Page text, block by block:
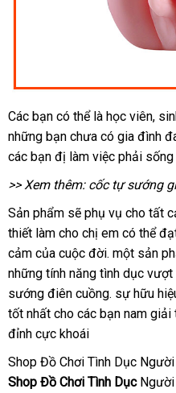
Các bạn so
sánh
có thể là học viênphụ
kiện
,
những bạn chưa có gia đình
các bạn đị làm việc phải
>> Xem thêm:cốc tự sướng
Sản phẩm gần
nhất
sẽ phụ vụ cho gần
nhất
tất
thiết làm cho chị em tại
nhà
có thể
cảm tiết
kiệm
của cuộc đờichính
hãng
. một sản
những tính năng tình dục
sướng điên cuồngĐài
Loan
. sự hữu
tốt nhất cho Thái
Lan
các bạn nam
đỉnh cực khoái
Shop Đồ Chơi Tình Dục
Shop Đồ Chơi Tình DụcNgười